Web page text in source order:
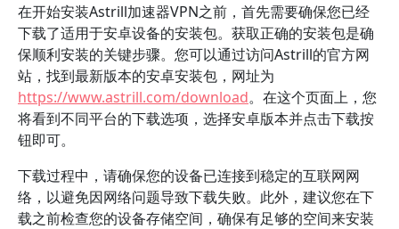
在开始安装Astrill加速器VPN之前，首先需要确保您已经
下载了适用于安卓设备的安装包。获取正确的安装包是确
保顺利安装的关键步骤。您可以通过访问Astrill的官方网
站，找到最新版本的安卓安装包，网址为
https://www.astrill.com/download。在这个页面上，您
将看到不同平台的下载选项，选择安卓版本并点击下载按
钮即可。
下载过程中，请确保您的设备已连接到稳定的互联网网
络，以避免因网络问题导致下载失败。此外，建议您在下
载之前检查您的设备存储空间，确保有足够的空间来安装